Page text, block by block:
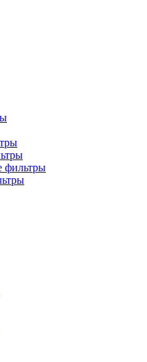
фильтры